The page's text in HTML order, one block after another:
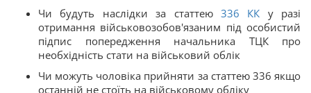
Чи будуть наслідки за статтею336 КК у разі
отримання військовозобов'язаним під особистий
підпис попередження начальника ТЦК про
необхідність стати на військовий облік
Чи можуть чоловіка прийняти за статтею 336 якщо
останній не стоїть на військовому обліку